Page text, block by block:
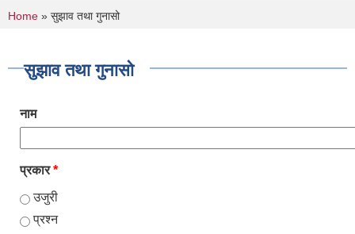
You are here
Home » सुझाव तथा गुनासो
सुझाव तथा गुनासो
नाम
प्रकार*
उजुरी
प्रश्न